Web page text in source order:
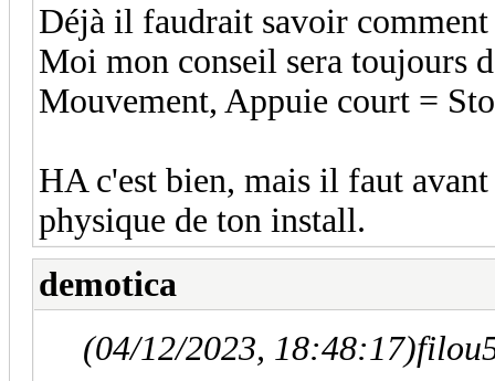
Déjà il faudrait savoir
Moi mon conseil sera toujours
Mouvement, Appuie court =
HA c'est bien, mais il faut
physique de ton install.
demotica
(04/12/2023, 18:48:17)